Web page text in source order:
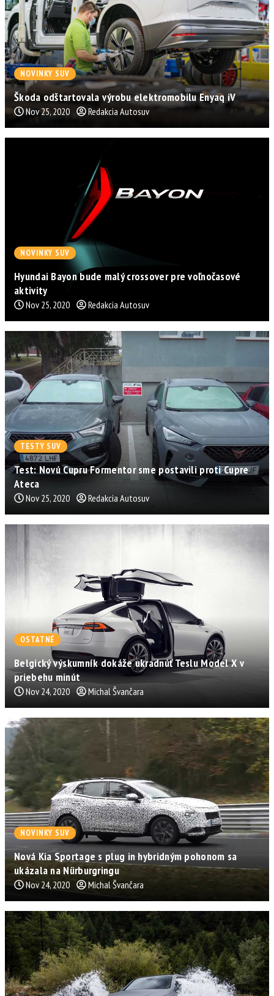
NOVINKY SUV
Škoda odštartovala výrobu elektromobilu Enyaq iV
Nov 25, 2020 Redakcia Autosuv
NOVINKY SUV
Hyundai Bayon bude malý crossover pre voľnočasové
aktivity
Nov 25, 2020 Redakcia Autosuv
TESTY SUV
Test: Novú Cupru Formentor sme postavili proti Cupre
Ateca
Nov 25, 2020 Redakcia Autosuv
OSTATNÉ
Belgický výskumník dokáže ukradnúť Teslu Model X v
priebehu minút
Nov 24, 2020 Michal Švančara
NOVINKY SUV
Nová Kia Sportage s plug in hybridným pohonom sa
ukázala na Nürburgringu
Nov 24, 2020 Michal Švančara